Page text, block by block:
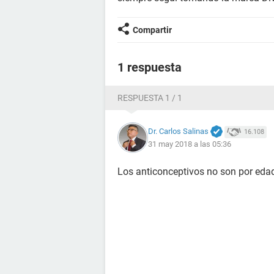
Compartir
1 respuesta
RESPUESTA 1 / 1
Dr. Carlos Salinas 16.108
31 may 2018 a las 05:36
Los anticonceptivos no son por